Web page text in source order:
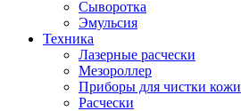
Сыворотка
Эмульсия
Техника
Лазерные расчески
Мезороллер
Приборы для чистки кожи
Расчески